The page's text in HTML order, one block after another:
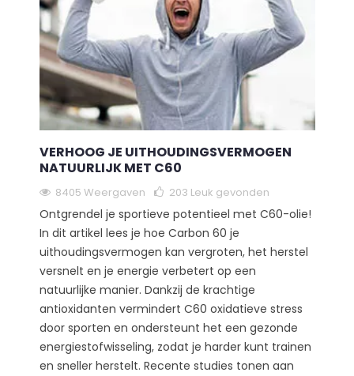
VERHOOG JE UITHOUDINGSVERMOGEN
NATUURLIJK MET C60
8405 Weergaven 203 Leuk gevonden
Ontgrendel je sportieve potentieel met C60-olie!
In dit artikel lees je hoe Carbon 60 je
uithoudingsvermogen kan vergroten, het herstel
versnelt en je energie verbetert op een
natuurlijke manier. Dankzij de krachtige
antioxidanten vermindert C60 oxidatieve stress
door sporten en ondersteunt het een gezonde
energiestofwisseling, zodat je harder kunt trainen
en sneller herstelt. Recente studies tonen aan